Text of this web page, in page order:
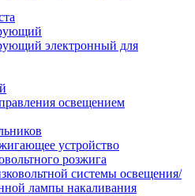
электронный для
освещением
устройство
розжига
системы освещения/
лампы накаливания